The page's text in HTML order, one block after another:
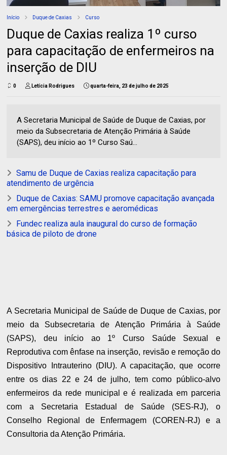
Início Duque de Caxias Curso
Duque de Caxias realiza 1º curso
para capacitação de enfermeiros na
inserção de DIU
0 Letícia Rodrigues quarta-feira, 23 de julho de 2025
A Secretaria Municipal de Saúde de Duque de Caxias, por
meio da Subsecretaria de Atenção Primária à Saúde
(SAPS), deu início ao 1º Curso Saú...
Samu de Duque de Caxias realiza capacitação para
atendimento de urgência
Duque de Caxias: SAMU promove capacitação avançada
em emergências terrestres e aeromédicas
Fundec realiza aula inaugural do curso de formação
básica de piloto de drone
A Secretaria Municipal de Saúde de Duque de Caxias, por
meio da Subsecretaria de Atenção Primária à Saúde
(SAPS), deu início ao 1º Curso Saúde Sexual e
Reprodutiva com ênfase na inserção, revisão e remoção do
Dispositivo Intrauterino (DIU). A capacitação, que ocorre
entre os dias 22 e 24 de julho, tem como público-alvo
enfermeiros da rede municipal e é realizada em parceria
com a Secretaria Estadual de Saúde (SES-RJ), o
Conselho Regional de Enfermagem (COREN-RJ) e a
Consultoria da Atenção Primária.